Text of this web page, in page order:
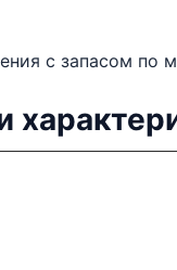
с запасом